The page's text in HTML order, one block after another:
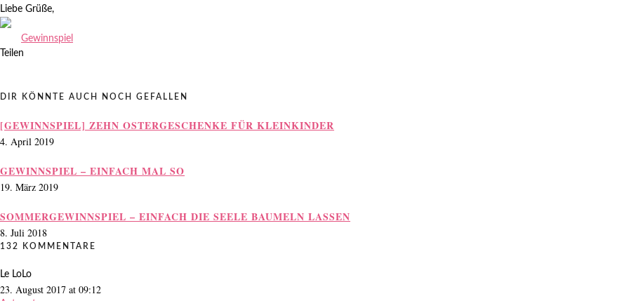
Liebe Grüße,
Gewinnspiel
Teilen
DIR KÖNNTE AUCH NOCH GEFALLEN
[GEWINNSPIEL] ZEHN OSTERGESCHENKE FÜR KLEINKINDER
4. April 2019
GEWINNSPIEL – EINFACH MAL SO
19. März 2019
SOMMERGEWINNSPIEL – EINFACH DIE SEELE BAUMELN LASSEN
8. Juli 2018
132 KOMMENTARE
Le LoLo
23. August 2017 at 09:12